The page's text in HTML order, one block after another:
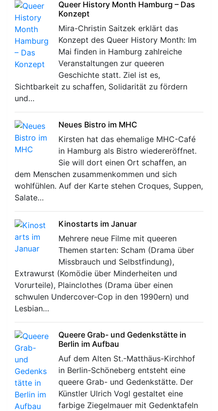
Queer History Month Hamburg – Das
Konzept
Mira-Christin Saitzek erklärt das
Konzept des Queer History Month: Im
Mai finden in Hamburg zahlreiche
Veranstaltungen zur queeren
Geschichte statt. Ziel ist es,
Sichtbarkeit zu schaffen, Solidarität zu fördern
und…
Neues Bistro im MHC
Kirsten hat das ehemalige MHC-Café
in Hamburg als Bistro wiedereröffnet.
Sie will dort einen Ort schaffen, an
dem Menschen zusammenkommen und sich
wohlfühlen. Auf der Karte stehen Croques, Suppen,
Salate…
Kinostarts im Januar
Mehrere neue Filme mit queeren
Themen starten: Scham (Drama über
Missbrauch und Selbstfindung),
Extrawurst (Komödie über Minderheiten und
Vorurteile), Plainclothes (Drama über einen
schwulen Undercover-Cop in den 1990ern) und
Lesbian…
Queere Grab- und Gedenkstätte in
Berlin im Aufbau
Auf dem Alten St.-Matthäus-Kirchhof
in Berlin-Schöneberg entsteht eine
queere Grab- und Gedenkstätte. Der
Künstler Ulrich Vogl gestaltet eine
farbige Ziegelmauer mit Gedenktafeln